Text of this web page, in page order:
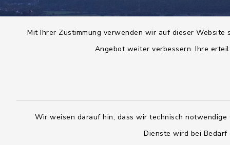
Mit Ihrer Zustimmung verwenden wir auf dieser
Angebot weiter verbessern. Ihre
Wir weisen darauf hin, dass wir technisch
Dienste wird bei